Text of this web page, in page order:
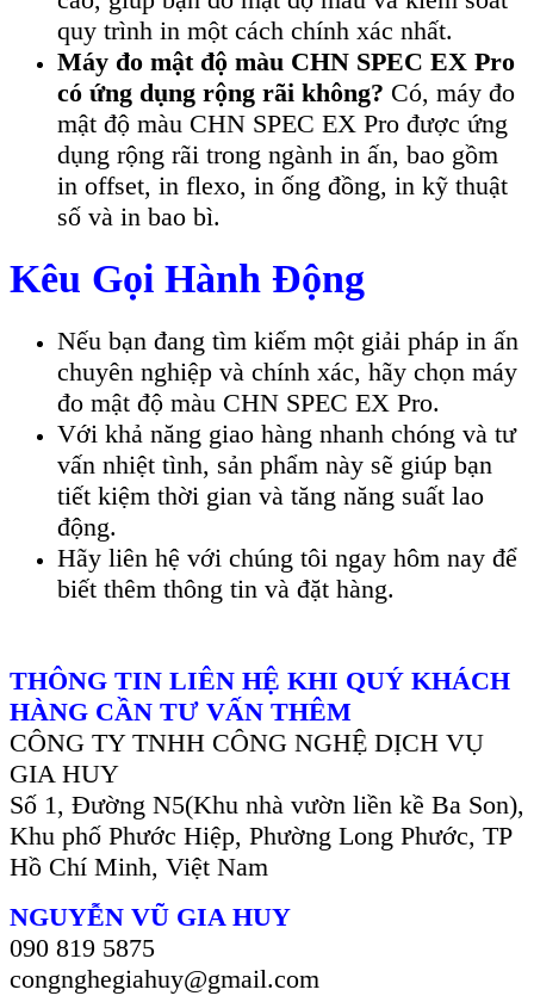
quy trình in một cách chính xác nhất.
Máy đo mật độ màu CHN SPEC EX Pro
có ứng dụng rộng rãi không? Có, máy đo
mật độ màu CHN SPEC EX Pro được ứng
dụng rộng rãi trong ngành in ấn, bao gồm
in offset, in flexo, in ống đồng, in kỹ thuật
số và in bao bì.
Kêu Gọi Hành Động
Nếu bạn đang tìm kiếm một giải pháp in ấn
chuyên nghiệp và chính xác, hãy chọn máy
đo mật độ màu CHN SPEC EX Pro.
Với khả năng giao hàng nhanh chóng và tư
vấn nhiệt tình, sản phẩm này sẽ giúp bạn
tiết kiệm thời gian và tăng năng suất lao
động.
Hãy liên hệ với chúng tôi ngay hôm nay để
biết thêm thông tin và đặt hàng.
THÔNG TIN LIÊN HỆ KHI QUÝ KHÁCH
HÀNG CẦN TƯ VẤN THÊM
CÔNG TY TNHH CÔNG NGHỆ DỊCH VỤ
GIA HUY
Số 1, Đường N5(Khu nhà vườn liền kề Ba Son),
Khu phố Phước Hiệp, Phường Long Phước, TP
Hồ Chí Minh, Việt Nam
NGUYỄN VŨ GIA HUY
090 819 5875
congnghegiahuy@gmail.com